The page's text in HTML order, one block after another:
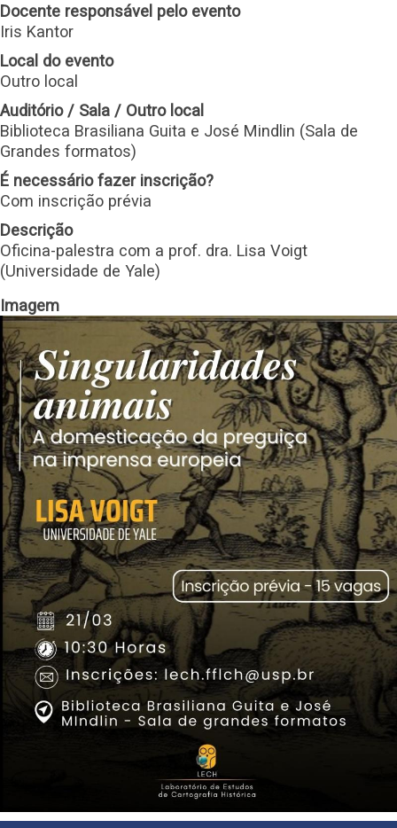
Docente responsável pelo evento
Iris Kantor
Local do evento
Outro local
Auditório / Sala / Outro local
Biblioteca Brasiliana Guita e José Mindlin (Sala de
Grandes formatos)
É necessário fazer inscrição?
Com inscrição prévia
Descrição
Oficina-palestra com a prof. dra. Lisa Voigt
(Universidade de Yale)
Imagem